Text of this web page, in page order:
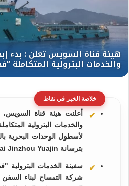
خلاصة الخبر في نقاط
أعلنت هيئة قناة السويس،
لأسطول الوحدات البحرية
بترسانة Ningde Tai Jinzhou Yuajin الصينية
شركة التمساح لبناء السفن